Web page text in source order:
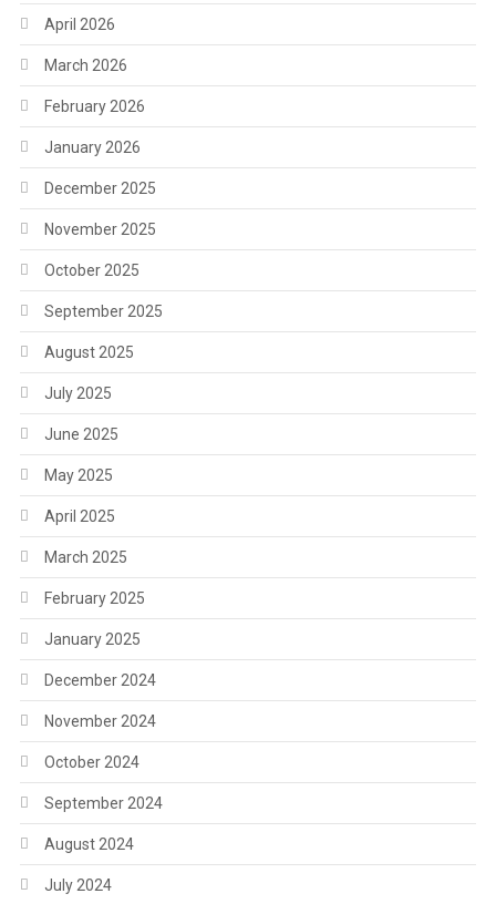
April 2026
March 2026
February 2026
January 2026
December 2025
November 2025
October 2025
September 2025
August 2025
July 2025
June 2025
May 2025
April 2025
March 2025
February 2025
January 2025
December 2024
November 2024
October 2024
September 2024
August 2024
July 2024